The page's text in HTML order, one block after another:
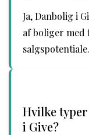
Ja, Danbolig i
af boliger med
salgspotentiale.
Hvilke
i Give?